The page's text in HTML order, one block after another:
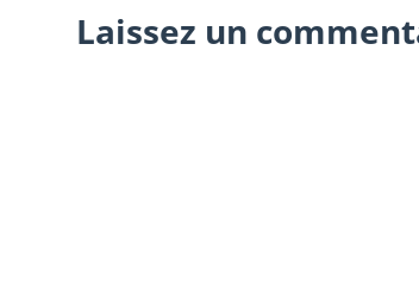
Laissez un